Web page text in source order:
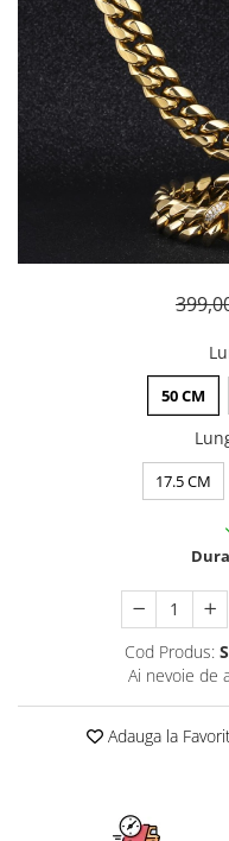
CERCEI
CEASURI DAMA
50 CM
17.5 CM
Cod Produs:
Ai nevoie de
Adauga la